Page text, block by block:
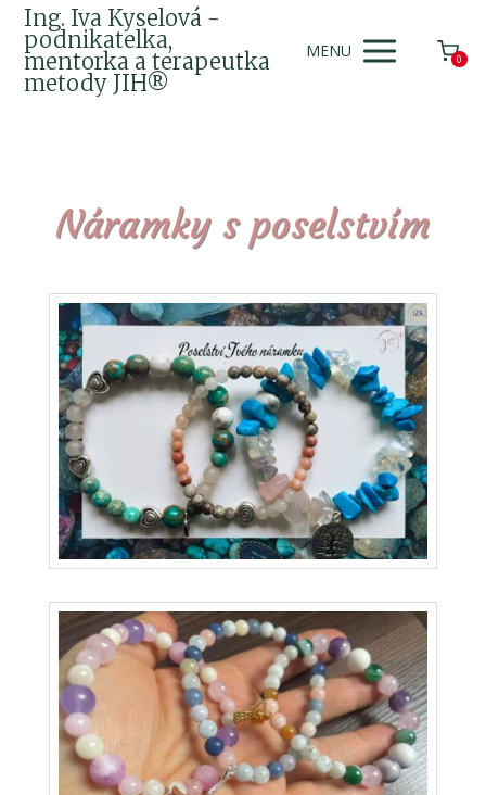
Ing. Iva Kyselová -
podnikatelka,
mentorka a terapeutka
metody JIH®
MENU 0
Náramky s poselstvím